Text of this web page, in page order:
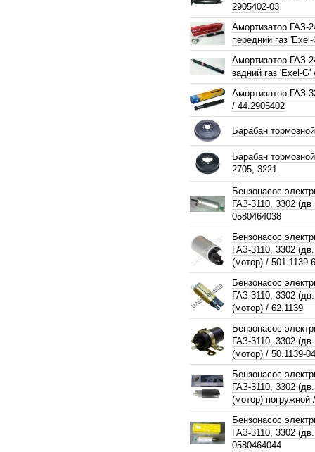
2905402-03
Амортизатор ГАЗ-
передний газ
Амортизатор ГАЗ-
задний газ 'Exel-G'
Амортизатор ГАЗ-
/ 44.2905402
Барабан
Барабан
2705, 3221
Бензонасос
ГАЗ-3110, 3302
0580464038
Бензонасос
ГАЗ-3110, 3302
(мотор) / 501.1139-
Бензонасос
ГАЗ-3110, 3302
(мотор) / 62.1139
Бензонасос
ГАЗ-3110, 3302
(мотор) / 50.1139-04
Бензонасос
ГАЗ-3110, 3302
(мотор) погружной
Бензонасос
ГАЗ-3110, 3302
0580464044